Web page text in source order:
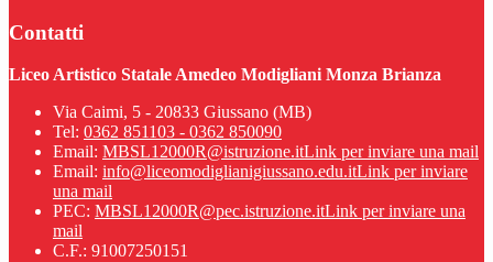
Contatti
Liceo Artistico Statale Amedeo Modigliani Monza Brianza
Via Caimi, 5 - 20833 Giussano (MB)
Tel: 0362 851103 - 0362 850090
Email: MBSL12000R@istruzione.itLink per inviare una mail
Email: info@liceomodiglianigiussano.edu.itLink per inviare
una mail
PEC: MBSL12000R@pec.istruzione.itLink per inviare una
mail
C.F.: 91007250151